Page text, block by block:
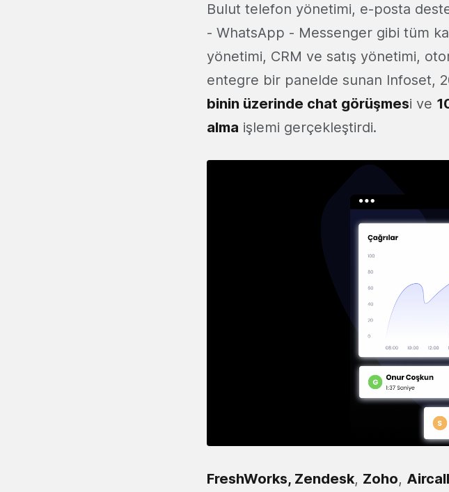
Bulut telefon yönetimi, e-posta
- WhatsApp - Messenger gibi tüm
yönetimi, CRM ve satış yönetimi,
entegre bir panelde sunan Infoset,
binin üzerinde chat görüşmesi ve
alma işlemi gerçekleştirdi.
FreshWorks, Zendesk, Zoho, Aircall